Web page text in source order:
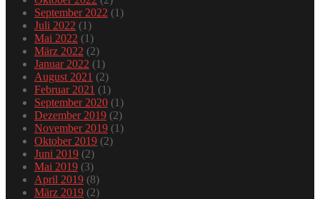
September 2022 (1)
Juli 2022 (1)
Mai 2022 (1)
März 2022 (2)
Januar 2022 (1)
August 2021 (2)
Februar 2021 (1)
September 2020 (1)
Dezember 2019 (2)
November 2019 (1)
Oktober 2019 (2)
Juni 2019 (2)
Mai 2019 (3)
April 2019 (8)
März 2019 (2)